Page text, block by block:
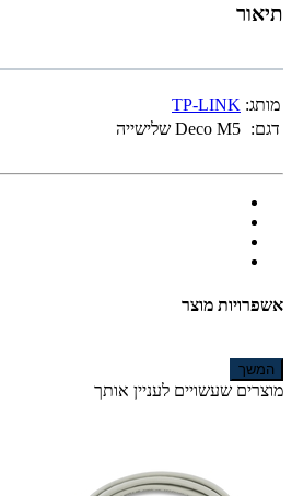
תיאור
מותג: TP-LINK
דגם: Deco M5 שלישייה
אשפרויות מוצר
המשך
מוצרים שעשויים לעניין אותך